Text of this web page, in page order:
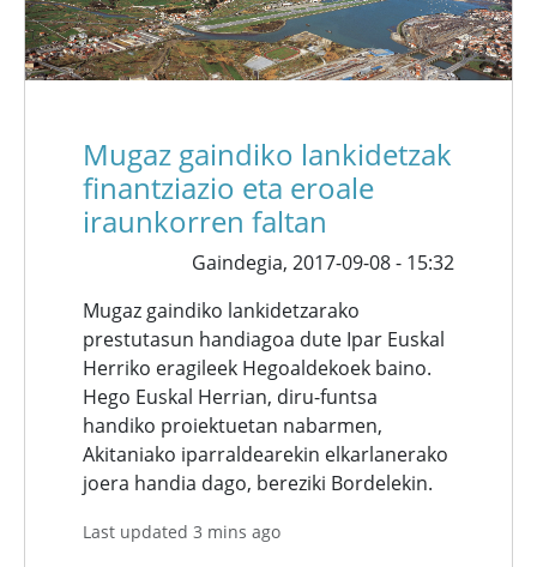
Mugaz gaindiko lankidetzak
finantziazio eta eroale
iraunkorren faltan
Gaindegia, 2017-09-08 - 15:32
Mugaz gaindiko lankidetzarako
prestutasun handiagoa dute Ipar Euskal
Herriko eragileek Hegoaldekoek baino.
Hego Euskal Herrian, diru-funtsa
handiko proiektuetan nabarmen,
Akitaniako iparraldearekin elkarlanerako
joera handia dago, bereziki Bordelekin.
Last updated 3 mins ago